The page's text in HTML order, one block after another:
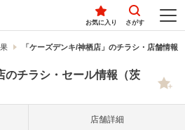
お気に入り さがす
「ケーズデンキ/神栖店」のチラシ・店舗情報
のチラシ・セール情報（茨
店舗詳細